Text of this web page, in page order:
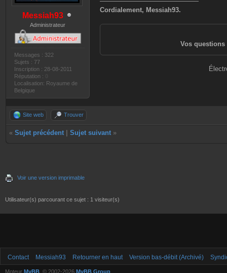
Messiah93
Administrateur
Messages : 322
Sujets : 77
Inscription : 28-08-2011
Réputation :
Localisation: Royaume de
Belgique
Cordialement, Messiah93.
Vos questions
Site web Trouver
« Sujet précédent Sujet suivant »
Voir une version imprimable
Utilisateur(s) parcourant ce sujet : 1 visiteur(s)
Contact Messiah93 Retourner en haut Version bas-débit (Archivé)
Moteur MyBB , © 2002-2026 MyBB Group